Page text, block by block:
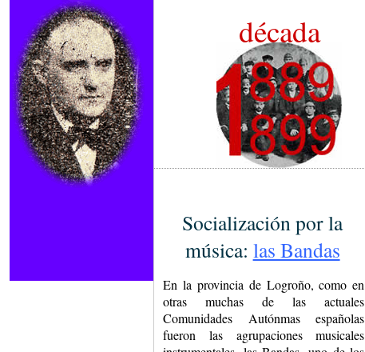
década
Socialización por la
música: las Bandas
En la provincia de Logroño, como en
otras muchas de las actuales
Comunidades Autónmas españolas
fueron las agrupaciones musicales